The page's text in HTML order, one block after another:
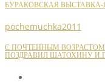
БУРАКОВСКАЯ
pochemuchka2011
С ПОЧТЕННЫМ
ПОЗДРАВИЛ ШАТОХИНУ